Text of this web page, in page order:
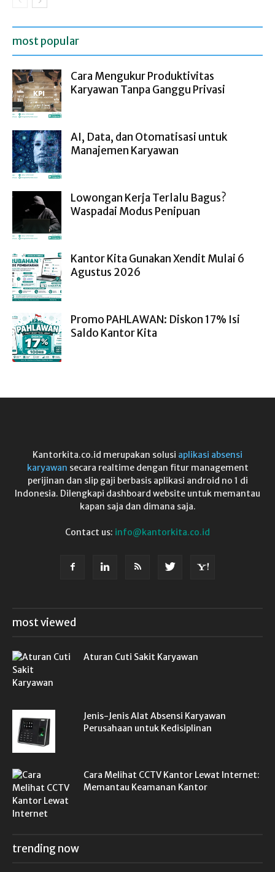
most popular
Cara Mengukur Produktivitas
Karyawan Tanpa Ganggu Privasi
AI, Data, dan Otomatisasi untuk
Manajemen Karyawan
Lowongan Kerja Terlalu Bagus?
Waspadai Modus Penipuan
Kantor Kita Gunakan Xendit Mulai 6
Agustus 2026
Promo PAHLAWAN: Diskon 17% Isi
Saldo Kantor Kita
Kantorkita.co.id merupakan solusi aplikasi absensi
karyawan secara realtime dengan fitur management
perijinan dan slip gaji berbasis aplikasi android no 1 di
Indonesia. Dilengkapi dashboard website untuk memantau
kapan saja dan dimana saja.
Contact us: info@kantorkita.co.id
most viewed
Aturan Cuti Sakit Karyawan
Jenis-Jenis Alat Absensi Karyawan
Perusahaan untuk Kedisiplinan
Cara Melihat CCTV Kantor Lewat Internet:
Memantau Keamanan Kantor
trending now